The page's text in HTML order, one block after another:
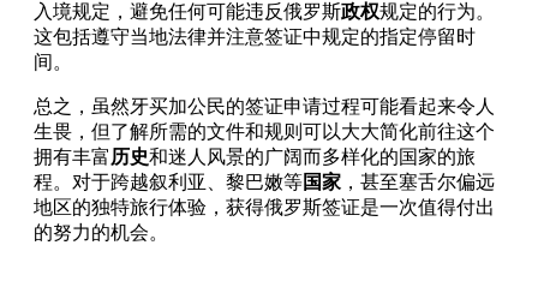
入境规定，避免任何可能违反俄罗斯政权规定的行为。
这包括遵守当地法律并注意签证中规定的指定停留时
间。
总之，虽然牙买加公民的签证申请过程可能看起来令人
生畏，但了解所需的文件和规则可以大大简化前往这个
拥有丰富 历史和迷人风景的广阔而多样化的国家的旅
程。对于跨越叙利亚、黎巴嫩等国家 ，甚至塞舌尔偏远
地区的独特旅行体验，获得俄罗斯签证是一次值得付出
的努力的机会。